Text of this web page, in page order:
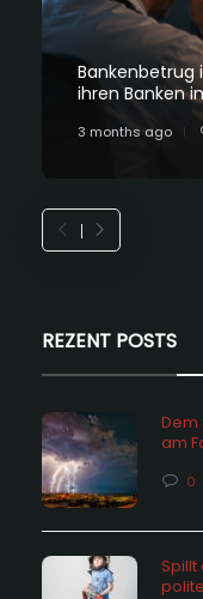
Bankenbetrug
ihren Banken
3 months ago
REZENT POSTS
Dem
am
0